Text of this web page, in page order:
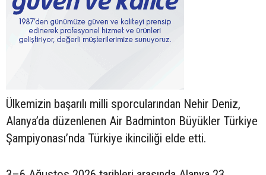
Ülkemizin başarılı milli sporcularından Nehir Deniz,
Alanya’da düzenlenen Air Badminton Büyükler Türkiye
Şampiyonası’nda Türkiye ikinciliği elde etti.